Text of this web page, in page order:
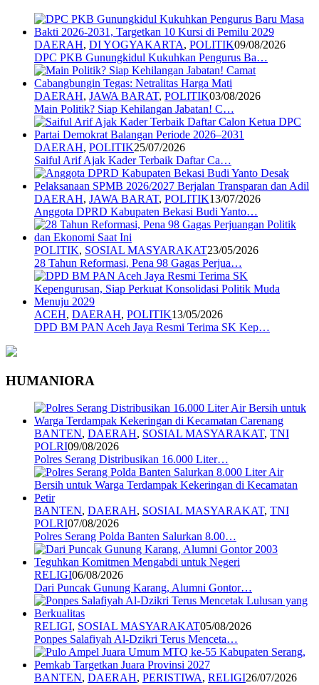
DAERAH, DI YOGYAKARTA, POLITIK09/08/2026
DPC PKB Gunungkidul Kukuhkan Pengurus Ba…
DAERAH, JAWA BARAT, POLITIK03/08/2026
Main Politik? Siap Kehilangan Jabatan! C…
DAERAH, POLITIK25/07/2026
Saiful Arif Ajak Kader Terbaik Daftar Ca…
DAERAH, JAWA BARAT, POLITIK13/07/2026
Anggota DPRD Kabupaten Bekasi Budi Yanto…
POLITIK, SOSIAL MASYARAKAT23/05/2026
28 Tahun Reformasi, Pena 98 Gagas Perjua…
ACEH, DAERAH, POLITIK13/05/2026
DPD BM PAN Aceh Jaya Resmi Terima SK Kep…
HUMANIORA
BANTEN, DAERAH, SOSIAL MASYARAKAT, TNI
POLRI09/08/2026
Polres Serang Distribusikan 16.000 Liter…
BANTEN, DAERAH, SOSIAL MASYARAKAT, TNI
POLRI07/08/2026
Polres Serang Polda Banten Salurkan 8.00…
RELIGI06/08/2026
Dari Puncak Gunung Karang, Alumni Gontor…
RELIGI, SOSIAL MASYARAKAT05/08/2026
Ponpes Salafiyah Al-Dzikri Terus Menceta…
BANTEN, DAERAH, PERISTIWA, RELIGI26/07/2026